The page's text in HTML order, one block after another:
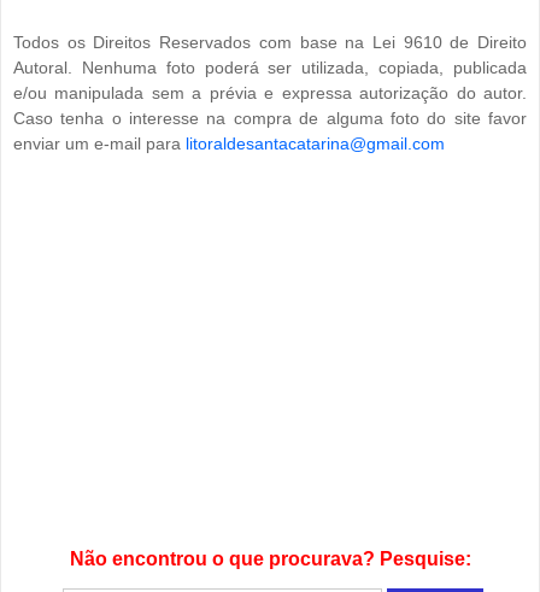
Todos os Direitos Reservados com base na Lei 9610 de Direito
Autoral. Nenhuma foto poderá ser utilizada, copiada, publicada
e/ou manipulada sem a prévia e expressa autorização do autor.
Caso tenha o interesse na compra de alguma foto do site favor
enviar um e-mail para litoraldesantacatarina@gmail.com
Não encontrou o que procurava? Pesquise: